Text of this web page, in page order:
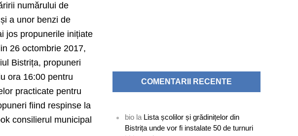
numărului de
a unor benzi de
jos propunerile inițiate
26 octombrie 2017,
Bistrița, propuneri
ora 16:00 pentru
practicate pentru
fiind respinse la
consilierul municipal
COMENTARII RECENTE
bio la Lista școlilor și grădinițelor din
Bistrița unde vor fi instalate 50 de turnuri